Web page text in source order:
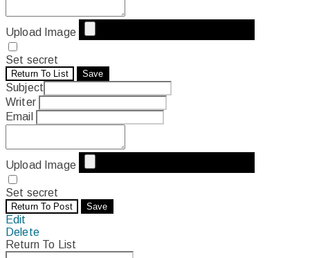
Upload Image
Set secret
Return To List Save
Subject
Writer
Email
Upload Image
Set secret
Return To Post Save
Edit
Delete
Return To List